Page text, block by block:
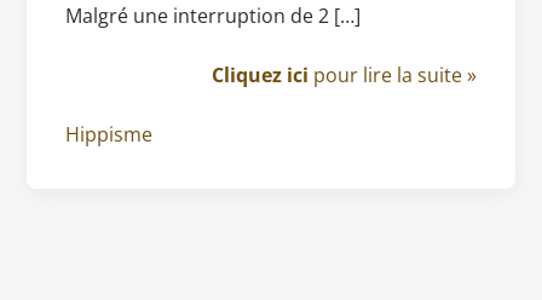
Malgré une interruption de 2 […]
Cliquez ici pour lire la suite »
Hippisme